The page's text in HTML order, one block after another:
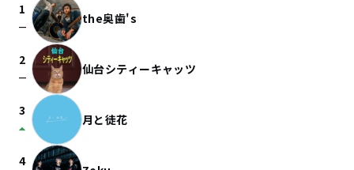
1
check_indeterminate_small the奥歯's
2
check_indeterminate_small 仙台シティーキャッツ
3
arrow_drop_up 月と徒花
4